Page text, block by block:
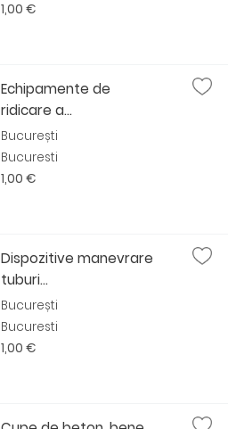
1,00 €
Echipamente de
ridicare a...
București
Bucuresti
1,00 €
Dispozitive manevrare
tuburi...
București
Bucuresti
1,00 €